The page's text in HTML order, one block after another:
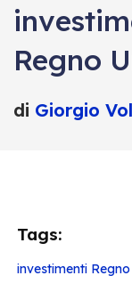
Regno
di Giorgio
Tags:
investimenti